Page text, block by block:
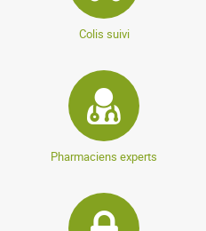
Colis suivi
Pharmaciens experts